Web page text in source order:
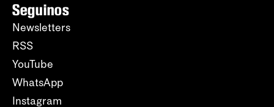
Seguinos
Newsletters
RSS
YouTube
WhatsApp
Instagram